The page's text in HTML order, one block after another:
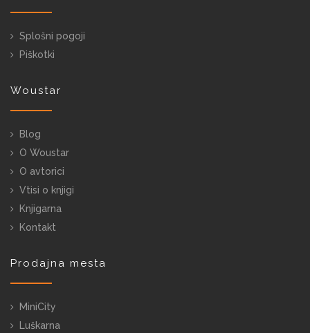
Splošni pogoji
Piškotki
Woustar
Blog
O Woustar
O avtorici
Vtisi o knjigi
Knjigarna
Kontakt
Prodajna mesta
MiniCity
Luškarna